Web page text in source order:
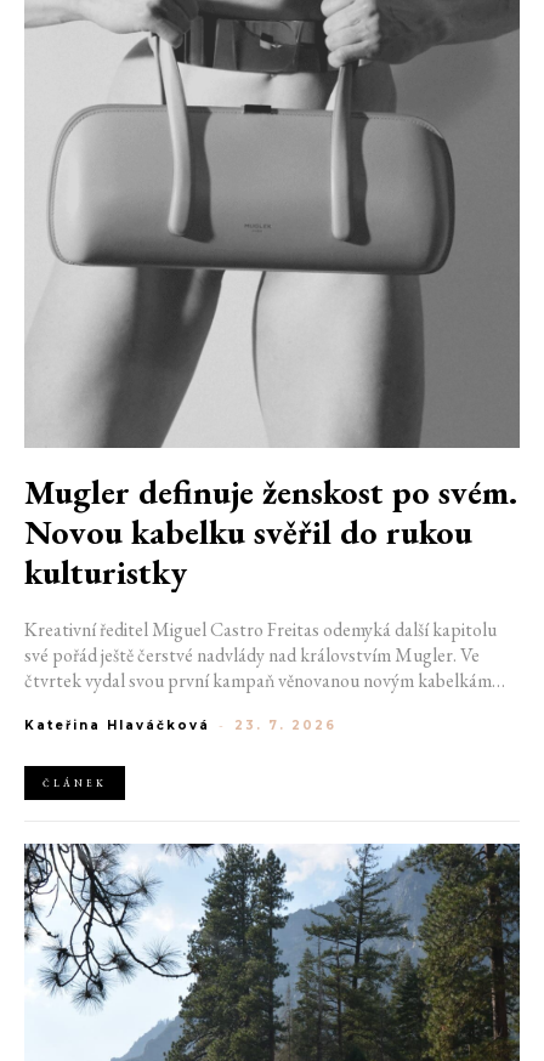
Mugler definuje ženskost po svém.
Novou kabelku svěřil do rukou
kulturistky
Kreativní ředitel Miguel Castro Freitas odemyká další kapitolu
své pořád ještě čerstvé nadvlády nad královstvím Mugler. Ve
čtvrtek vydal svou první kampaň věnovanou novým kabelkám
do módního domu dorazil. Umně mísí výrazy minulosti a dávných
Kateřina Hlaváčková - 23. 7. 2026
ČLÁNEK